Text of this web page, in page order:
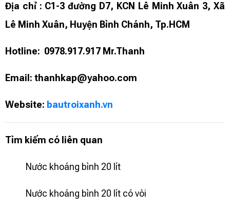
Địa chỉ : C1-3 đường D7, KCN Lê Minh Xuân 3, Xã
Lê Minh Xuân, Huyện Bình Chánh, Tp.HCM
Hotline: 0978.917.917 Mr.Thanh
Email: thanhkap@yahoo.com
Website: bautroixanh.vn
Tìm kiếm có liên quan
Nước khoáng bình 20 lít
Nước khoáng bình 20 lít có vòi